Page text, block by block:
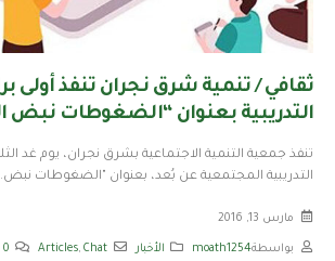
ثقافي / تنمية شرق نجران تنفذ أولى
التدريبية بعنوان “الضغوطات نبض
تنفذ جمعية التنمية الاجتماعية بشرق نجران، يوم غد
التدريبية المجتمعية عن بُعد، بعنوان "الضغوطات
مارس 13, 2016
بواسطةmoath1254 الأخبار Articles, Chat 0 تعليق